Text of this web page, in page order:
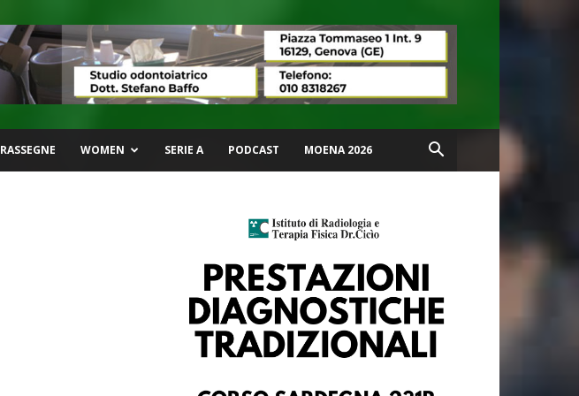
RASSEGNE WOMEN SERIE A PODCAST MOENA 2026